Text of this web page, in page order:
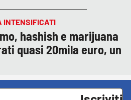
INTENSIFICATI
hashish e marijuana
quasi 20mila euro, un